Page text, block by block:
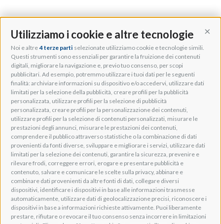
Utilizziamo i cookie e altre tecnologie
Noi e altre 4 terze parti selezionate utilizziamo cookie e tecnologie simili.
Questi strumenti sono essenziali per garantire la fruizione dei contenuti
digitali, migliorare la navigazione e, previo tuo consenso, per scopi
pubblicitari. Ad esempio, potremmo utilizzare i tuoi dati per le seguenti
finalità: archiviare informazioni su dispositivo e/o accedervi, utilizzare dati
limitati per la selezione della pubblicità, creare profili per la pubblicità
personalizzata, utilizzare profili per la selezione di pubblicità
personalizzata, creare profili per la personalizzazione dei contenuti,
utilizzare profili per la selezione di contenuti personalizzati, misurare le
prestazioni degli annunci, misurare le prestazioni dei contenuti,
comprendere il pubblico attraverso statistiche o la combinazione di dati
provenienti da fonti diverse, sviluppare e migliorare i servizi, utilizzare dati
limitati per la selezione dei contenuti, garantire la sicurezza, prevenire e
rilevare frodi, correggere errori, erogare e presentare pubblicità e
contenuto, salvare e comunicare le scelte sulla privacy, abbinare e
combinare dati provenienti da altre fonti di dati, collegare diversi
dispositivi, identificare i dispositivi in base alle informazioni trasmesse
automaticamente, utilizzare dati di geolocalizzazione precisi, riconoscere i
dispositivi in base a informazioni richieste attivamente. Puoi liberamente
prestare, rifiutare o revocare il tuo consenso senza incorrere in limitazioni
Adeo Group S.r.l.
Via della Zarga, 50
Lavis, 38015 TN, Italy
Tel: +39 0461 248211
P.IVA: IT01262500224
PEC: pec@pec.adeogroup.it
SDI: T04ZHR3
info@adeogroup.it
Adeo ProAV
Adeo HomeAV
Adeo Screen
Screen Research
Adeum Cinema Suite